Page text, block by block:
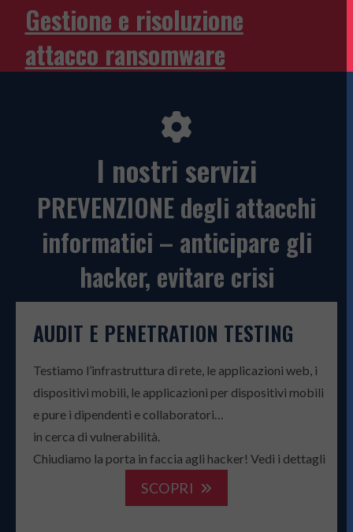
Gestione e risoluzione
attacco ransomware
I nostri servizi
PREVENZIONE degli attacchi
informatici – anticipare gli
hacker, evitare crisi
AUDIT E PENETRATION TESTING
Testiamo l’infrastruttura di rete, le applicazioni web, i
dispositivi mobili, le applicazioni per dispositivi mobili
e pure i dipendenti e collaboratori…
in cerca di vulnerabilità.
Chiudiamo la porta in faccia agli hacker! Vedi i dettagli
SCOPRI